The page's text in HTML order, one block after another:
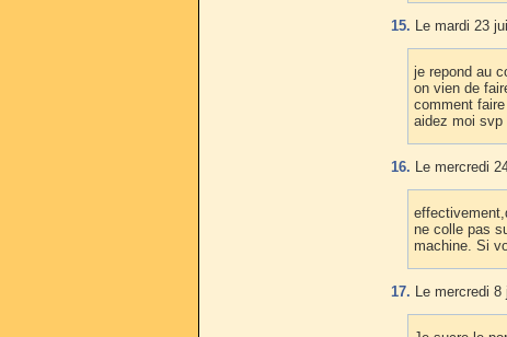
15. Le mardi 23
je repond au
on vien de
comment
aidez moi svp
16. Le mercredi
ne colle pas
machine. Si
17. Le mercredi